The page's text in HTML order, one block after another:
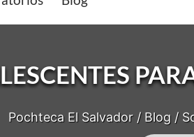
Pochteca El Salvador/ Blog/